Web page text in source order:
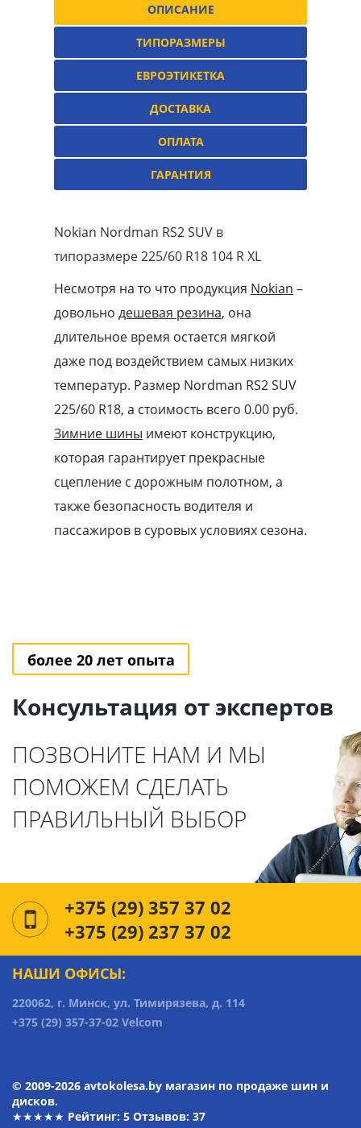
ОПИСАНИЕ
ТИПОРАЗМЕРЫ
ЕВРОЭТИКЕТКА
ДОСТАВКА
ОПЛАТА
ГАРАНТИЯ
Nokian Nordman RS2 SUV в
типоразмере 225/60 R18 104 R XL
Несмотря на то что продукция Nokian –
довольно дешевая резина, она
длительное время остается мягкой
даже под воздействием самых низких
температур. Размер Nordman RS2 SUV
225/60 R18, а стоимость всего 0.00 pуб.
Зимние шины имеют конструкцию,
которая гарантирует прекрасные
сцепление с дорожным полотном, а
также безопасность водителя и
пассажиров в суровых условиях сезона.
более 20 лет опыта
Консультация от экспертов
ПОЗВОНИТЕ НАМ И МЫ
ПОМОЖЕМ СДЕЛАТЬ
ПРАВИЛЬНЫЙ ВЫБОР
+375 (29) 357 37 02
+375 (29) 237 37 02
НАШИ ОФИСЫ:
220062, г. Минск, ул. Тимирязева, д. 114
+375 (29) 357-37-02 Velcom
© 2009-2026 avtokolesa.by магазин по продаже шин и
дисков.
★★★★★ Рейтинг: 5 Отзывов: 37